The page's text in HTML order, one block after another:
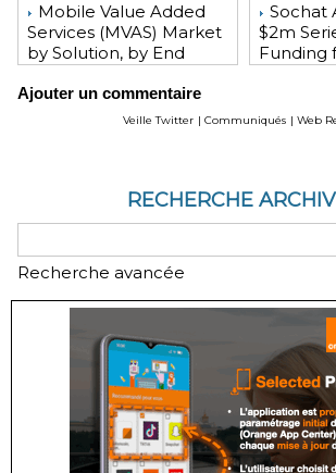
Mobile Value Added
Services (MVAS) Market
by Solution, by End
Geography - Global
Forecast and Analysis to
Sochat
$2m
Funding
Zhang
Ajouter un commentaire
Veille Twitter | Communiqués | Web
RECHERCHE
Recherche avancée